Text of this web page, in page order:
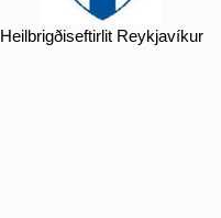
Heilbrigðiseftirlit Reykjavíkur